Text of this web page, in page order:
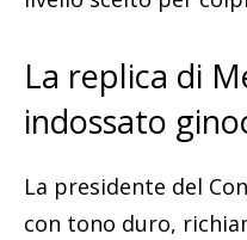
La replica di
indossato
La presidente del
con tono duro,